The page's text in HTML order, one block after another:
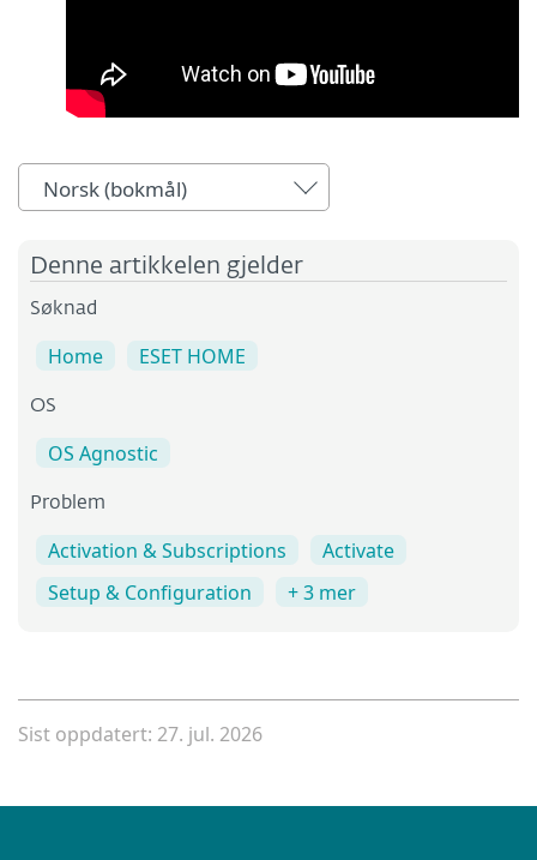
Norsk (bokmål)
Denne artikkelen gjelder
Søknad
Home ESET HOME
OS
OS Agnostic
Problem
Activation & Subscriptions
Activate
Setup & Configuration
+ 3 mer
Sist oppdatert: 27. jul. 2026